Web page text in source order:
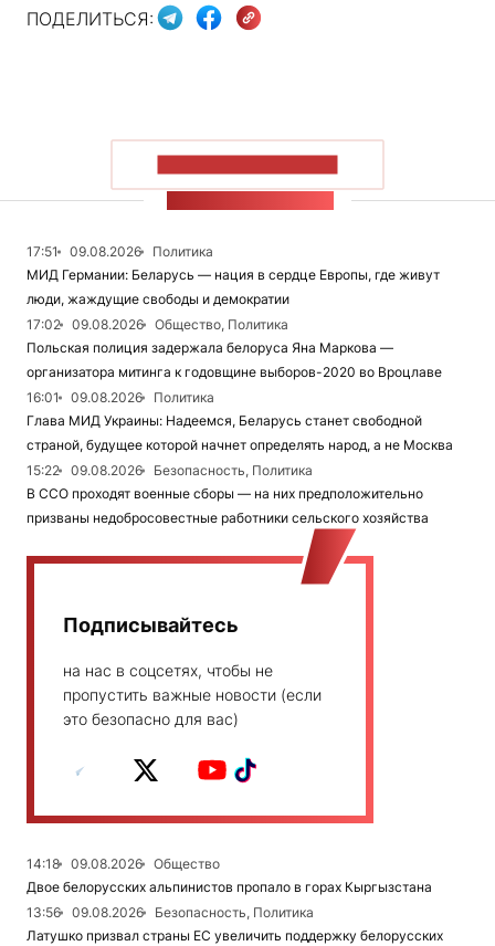
ПОДЕЛИТЬСЯ:
17:51 09.08.2026
Политика
МИД Германии: Беларусь — нация в сердце Европы, где живут
люди, жаждущие свободы и демократии
17:02
09.08.2026
Общество, Политика
Польская полиция задержала белоруса Яна Маркова —
организатора митинга к годовщине выборов-2020 во Вроцлаве
16:01
09.08.2026
Политика
Глава МИД Украины: Надеемся, Беларусь станет свободной
страной, будущее которой начнет определять народ, а не Москва
15:22
09.08.2026
Безопасность, Политика
В ССО проходят военные сборы — на них предположительно
призваны недобросовестные работники сельского хозяйства
Подписывайтесь
на нас в соцсетях, чтобы не
пропустить важные новости (если
это безопасно для вас)
14:18 09.08.2026
Общество
Двое белорусских альпинистов пропало в горах Кыргызстана
13:56
09.08.2026
Безопасность, Политика
Латушко призвал страны ЕС увеличить поддержку белорусских